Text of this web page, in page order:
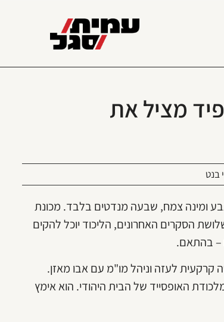
מציל את
בנט
ומינה צמח, שבעה מנדטים בלבד. מכונת
הסקרים האחרונים, הליכוד יוכל להקים
– בהתאם.
לעזה וניהל מו"מ עם אבו מאזן.
האופסייד של הבית היהודי. הוא אימץ